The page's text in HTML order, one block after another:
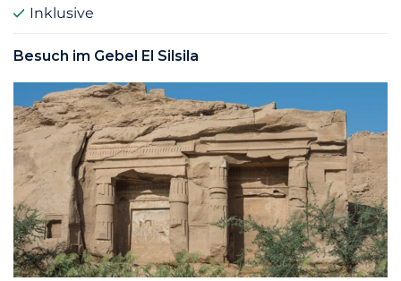
Inklusive
Besuch im Gebel El Silsila